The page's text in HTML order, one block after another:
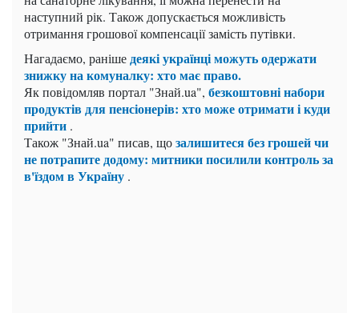
наступний рік. Також допускається можливість
отримання грошової компенсації замість путівки.
Нагадаємо, раніше деякі українці можуть одержати
знижку на комуналку: хто має право.
Як повідомляв портал "Знай.ua", безкоштовні набори
продуктів для пенсіонерів: хто може отримати і куди
прийти .
Також "Знай.ua" писав, щозалишитеся без грошей чи
не потрапите додому: митники посилили контроль за
в'їздом в Україну .